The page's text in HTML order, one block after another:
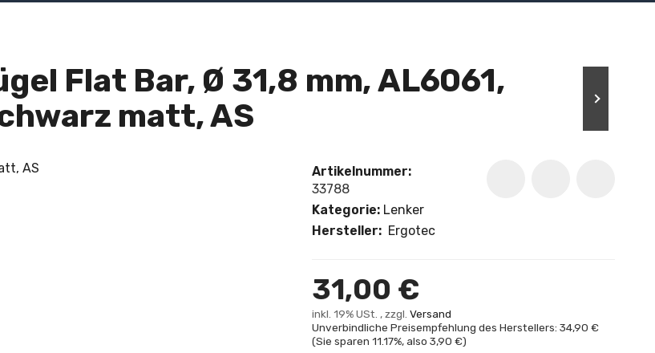
Flat Bar, Ø 31,8 mm, AL6061,
matt, AS
Artikelnummer:
33788
Kategorie: Lenker
Hersteller: Ergotec
31,00 €
inkl. 19% USt. , zzgl.Versand
Unverbindliche Preisempfehlung des Herstellers: 34,90 €
(Sie sparen11.17%, also3,90 €)